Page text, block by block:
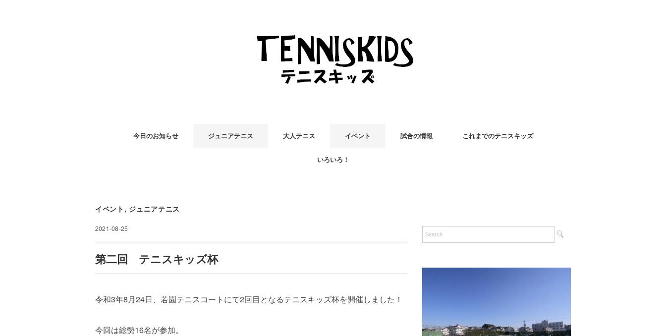
今日のお知らせ ジュニアテニス 大人テニス イベント 試合の情報 これまでのテニスキッズ
いろいろ！
イベント , ジュニアテニス
2021-08-25
第二回 テニスキッズ杯
令和3年8月24日、若園テニスコートにて2回目となるテニスキッズ杯を開催しました！
今回は総勢16名が参加。